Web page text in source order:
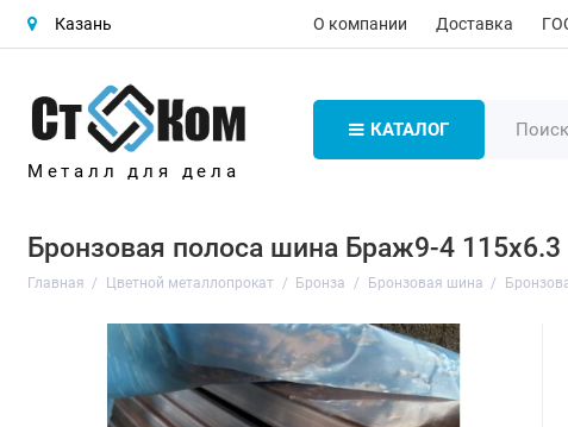
Казань О компании Доставка
Металл для дела
КАТАЛОГ
Бронзовая полоса шина Браж9-4 115х6.3
Главная Цветной металлопрокат Бронза Бронзовая шина